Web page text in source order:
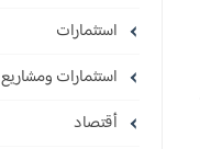
استثمارات
استثمارات ومشاريع
أقتصاد